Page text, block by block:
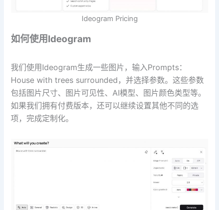
Ideogram Pricing
如何使用Ideogram
我们使用Ideogram生成一些图片，输入Prompts：
House with trees surrounded，并选择参数。这些参数
包括图片尺寸、图片可见性、AI模型、图片颜色类型等。
如果我们拥有付费版本，还可以继续设置其他不同的选
项，完成定制化。